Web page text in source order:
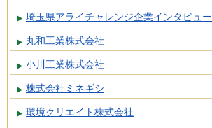
埼玉県アライチャレンジ企業インタビュー
丸和工業株式会社
小川工業株式会社
株式会社ミネギシ
環境クリエイト株式会社